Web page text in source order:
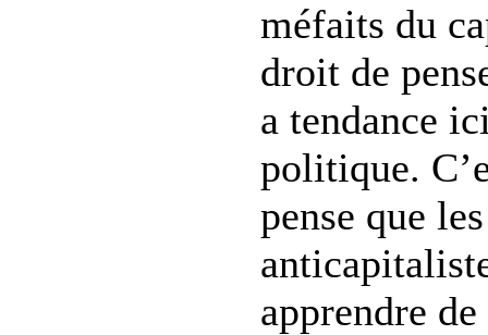
méfaits du
droit de
a tendance
politique.
pense que
apprendre